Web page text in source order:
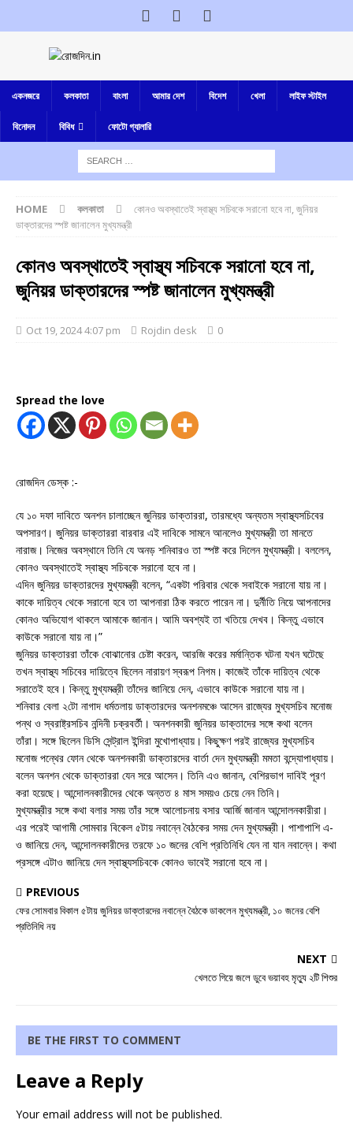
একনজরে কলকাতা বাংলা আমার দেশ বিদেশ খেলা লাইফ স্টাইল
বিনোদন বিবিধ ফোটো গ্যালারি
HOME কলকাতা
কোনও অবস্থাতেই স্বাস্থ্য সচিবকে সরানো হবে না, জুনিয়র
ডাক্তারদের স্পষ্ট জানালেন মুখ্যমন্ত্রী
কোনও অবস্থাতেই স্বাস্থ্য সচিবকে সরানো হবে না,
জুনিয়র ডাক্তারদের স্পষ্ট জানালেন মুখ্যমন্ত্রী
Oct 19, 2024 4:07 pm Rojdin desk 0
Spread the love
রোজদিন ডেস্ক :-
যে ১০ দফা দাবিতে অনশন চালাচ্ছেন জুনিয়র ডাক্তাররা, তারমধ্যে অন্যতম স্বাস্থ্যসচিবের
অপসারণ। জুনিয়র ডাক্তাররা বারবার এই দাবিকে সামনে আনলেও মুখ্যমন্ত্রী তা মানতে
নারাজ। নিজের অবস্থানে তিনি যে অনড় শনিবারও তা স্পষ্ট করে দিলেন মুখ্যমন্ত্রী। বললেন,
কোনও অবস্থাতেই স্বাস্থ্য সচিবকে সরানো হবে না।
এদিন জুনিয়র ডাক্তারদের মুখ্যমন্ত্রী বলেন, “একটা পরিবার থেকে সবাইকে সরানো যায় না।
কাকে দায়িত্ব থেকে সরানো হবে তা আপনারা ঠিক করতে পারেন না। দুর্নীতি নিয়ে আপনাদের
কোনও অভিযোগ থাকলে আমাকে জানান। আমি অবশ্যই তা খতিয়ে দেখব। কিন্তু এভাবে
কাউকে সরানো যায় না।”
জুনিয়র ডাক্তাররা তাঁকে বোঝানোর চেষ্টা করেন, আরজি করের মর্মান্তিক ঘটনা যখন ঘটেছে
তখন স্বাস্থ্য সচিবের দায়িত্বে ছিলেন নারায়ণ স্বরূপ নিগম। কাজেই তাঁকে দায়িত্ব থেকে
সরাতেই হবে। কিন্তু মুখ্যমন্ত্রী তাঁদের জানিয়ে দেন, এভাবে কাউকে সরানো যায় না।
শনিবার বেলা ২টো নাগাদ ধর্মতলায় ডাক্তারদের অনশনমঞ্চে আসেন রাজ্যের মুখ্যসচিব মনোজ
পন্থ ও স্বরাষ্ট্রসচিব নন্দিনী চক্রবর্তী। অনশনকারী জুনিয়র ডাক্তাদের সঙ্গে কথা বলেন
তাঁরা। সঙ্গে ছিলেন ডিসি সেন্ট্রাল ইন্দিরা মুখোপাধ্যায়। কিছুক্ষণ পরই রাজ্যের মুখ্যসচিব
মনোজ পন্থের ফোন থেকে অনশনকারী ডাক্তারদের বার্তা দেন মুখ্যমন্ত্রী মমতা বন্দ্যোপাধ্যায়।
বলেন অনশন থেকে ডাক্তাররা যেন সরে আসেন। তিনি এও জানান, বেশিরভাগ দাবিই পূরণ
করা হয়েছে। আন্দোলনকারীদের থেকে অন্তত ৪ মাস সময়ও চেয়ে নেন তিনি।
মুখ্যমন্ত্রীর সঙ্গে কথা বলার সময় তাঁর সঙ্গে আলোচনায় বসার আর্জি জানান আন্দোলনকারীরা।
এর পরেই আগামী সোমবার বিকেল ৫টায় নবান্নে বৈঠকের সময় দেন মুখ্যমন্ত্রী। পাশাপাশি এ-
ও জানিয়ে দেন, আন্দোলনকারীদের তরফে ১০ জনের বেশি প্রতিনিধি যেন না যান নবান্নে। কথা
প্রসঙ্গে এটাও জানিয়ে দেন স্বাস্থ্যসচিবকে কোনও ভাবেই সরানো হবে না।
PREVIOUS
ফের সোমবার বিকাল ৫টায় জুনিয়র ডাক্তারদের নবান্নে বৈঠকে ডাকলেন মুখ্যমন্ত্রী, ১০ জনের বেশি
প্রতিনিধি নয়
NEXT
খেলতে গিয়ে জলে ডুবে ভয়াবহ মৃত্যু ২টি শিশুর
BE THE FIRST TO COMMENT
Leave a Reply
Your email address will not be published.